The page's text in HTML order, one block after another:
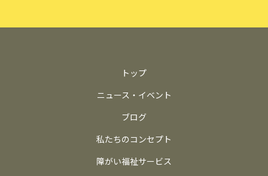
トップ
ニュース・イベント
ブログ
私たちのコンセプト
障がい福祉サービス